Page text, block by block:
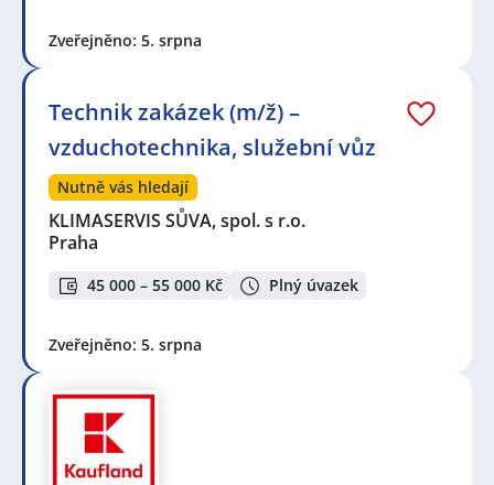
Zveřejněno: 5. srpna
Technik zakázek (m/ž) –
vzduchotechnika, služební vůz
Nutně vás hledají
KLIMASERVIS SŮVA, spol. s r.o.
Praha
45 000 – 55 000 Kč Plný úvazek
Zveřejněno: 5. srpna